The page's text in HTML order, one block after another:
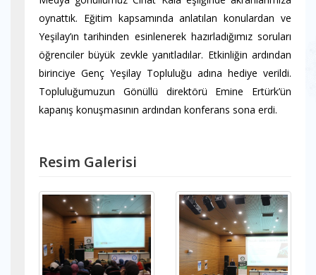
oynattık. Eğitim kapsamında anlatılan konulardan ve
Yeşilay’ın tarihinden esinlenerek hazırladığımız soruları
öğrenciler büyük zevkle yanıtladılar. Etkinliğin ardından
birinciye Genç Yeşilay Topluluğu adına hediye verildi.
Topluluğumuzun Gönüllü direktörü Emine Ertürk’ün
kapanış konuşmasının ardından konferans sona erdi.
Resim Galerisi